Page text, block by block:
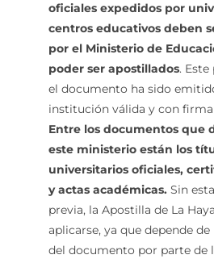
oficiales expedidos por
centros educativos deben
por el Ministerio de
poder ser apostillados.
el documento ha sido
institución válida y con
Entre los documentos que
este ministerio están los
universitarios oficiales,
y actas académicas.Sin
previa, la Apostilla de La
aplicarse, ya que depende
del documento por parte de